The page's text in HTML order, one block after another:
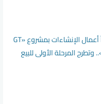
جولدن تاون تبدأ أعمال الإنشاءات بمشروع «GT